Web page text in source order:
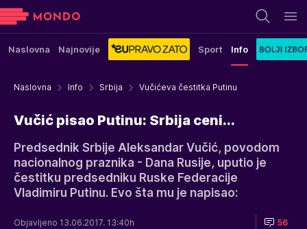
Naslovna Najnovije Sport Info
Naslovna Info Srbija Vučićeva čestitka Putinu
Vučić pisao Putinu: Srbija ceni...
Predsednik Srbije Aleksandar Vučić, povodom
nacionalnog praznika - Dana Rusije, uputio je
čestitku predsedniku Ruske Federacije
Vladimiru Putinu. Evo šta mu je napisao:
Objavljeno 13.06.2017. 13:40h 56